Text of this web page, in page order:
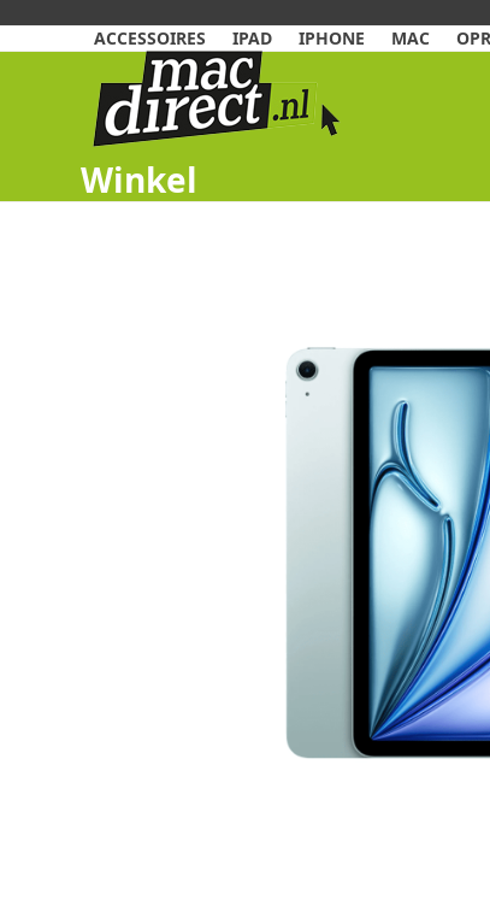
ACCESSOIRES
IPAD IPHONE MAC
Winkel